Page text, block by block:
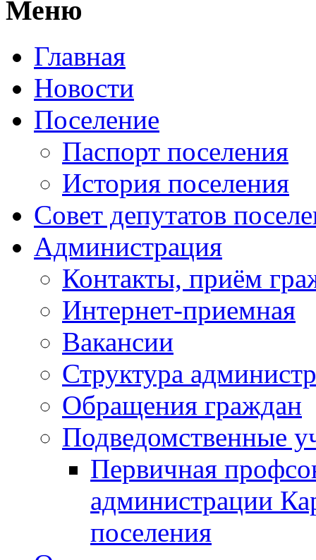
Меню
Главная
Новости
Поселение
Паспорт поселения
История поселения
Совет депутатов
Администрация
Контакты, приём
Интернет-приемная
Вакансии
Структура
Обращения граждан
Подведомственные
Первичная
администрации
поселения